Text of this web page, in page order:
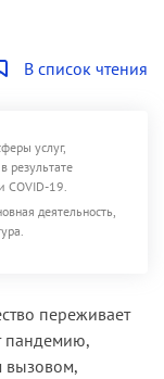
В список чтения
услуг,
результате
COVID-19.
деятельность,
переживает
пандемию,
вызовом,